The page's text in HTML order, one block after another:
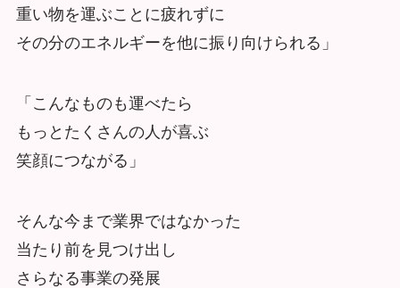
重い物を運ぶことに疲れずに
その分のエネルギーを他に振り向けられる」
「こんなものも運べたら
もっとたくさんの人が喜ぶ
笑顔につながる」
そんな今まで業界ではなかった
当たり前を見つけ出し
さらなる事業の発展